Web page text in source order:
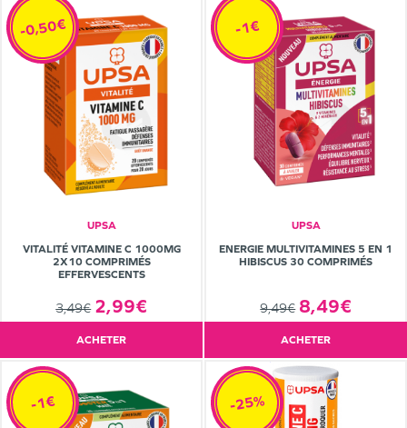
UPSA
VITALITÉ VITAMINE C 1000MG
2X10 COMPRIMÉS
EFFERVESCENTS
3,49€ 2,99€
-0,50€
ACHETER
UPSA
ENERGIE MULTIVITAMINES 5 EN 1
HIBISCUS 30 COMPRIMÉS
9,49€ 8,49€
-1€
ACHETER
-1€ -25%